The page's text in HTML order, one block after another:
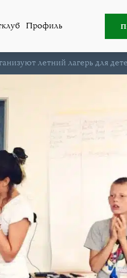
Профиль
летний лагерь для